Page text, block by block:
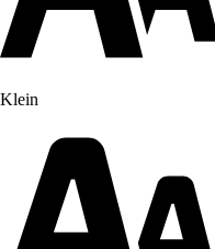
Klein